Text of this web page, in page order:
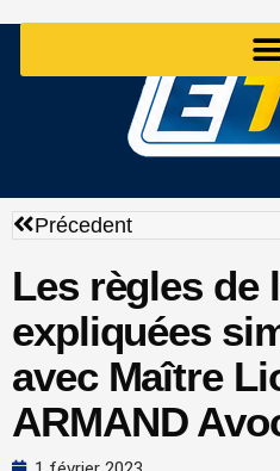
Précédent
Précedent
Les règles de
expliquées
avec Maître
ARMAND